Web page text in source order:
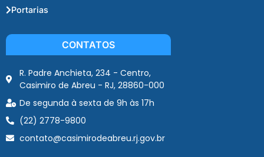
Portarias
CONTATOS
R. Padre Anchieta, 234 - Centro,
Casimiro de Abreu - RJ, 28860-000
De segunda à sexta de 9h às 17h
(22) 2778-9800
contato@casimirodeabreu.rj.gov.br